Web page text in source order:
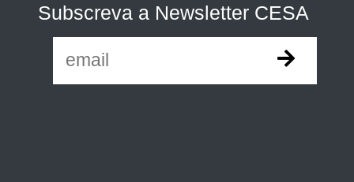
Subscreva a Newsletter CESA